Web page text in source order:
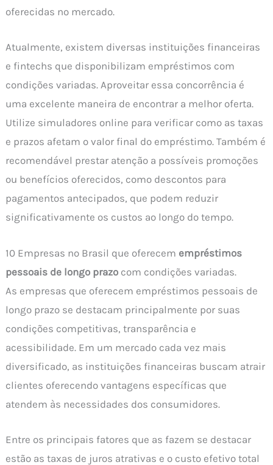
oferecidas no mercado.
Atualmente, existem diversas instituições financeiras
e fintechs que disponibilizam empréstimos com
condições variadas. Aproveitar essa concorrência é
uma excelente maneira de encontrar a melhor oferta.
Utilize simuladores online para verificar como as taxas
e prazos afetam o valor final do empréstimo. Também é
recomendável prestar atenção a possíveis promoções
ou benefícios oferecidos, como descontos para
pagamentos antecipados, que podem reduzir
significativamente os custos ao longo do tempo.
10 Empresas no Brasil que oferecem empréstimos
pessoais de longo prazo com condições variadas.
As empresas que oferecem empréstimos pessoais de
longo prazo se destacam principalmente por suas
condições competitivas, transparência e
acessibilidade. Em um mercado cada vez mais
diversificado, as instituições financeiras buscam atrair
clientes oferecendo vantagens específicas que
atendem às necessidades dos consumidores.
Entre os principais fatores que as fazem se destacar
estão as taxas de juros atrativas e o custo efetivo total